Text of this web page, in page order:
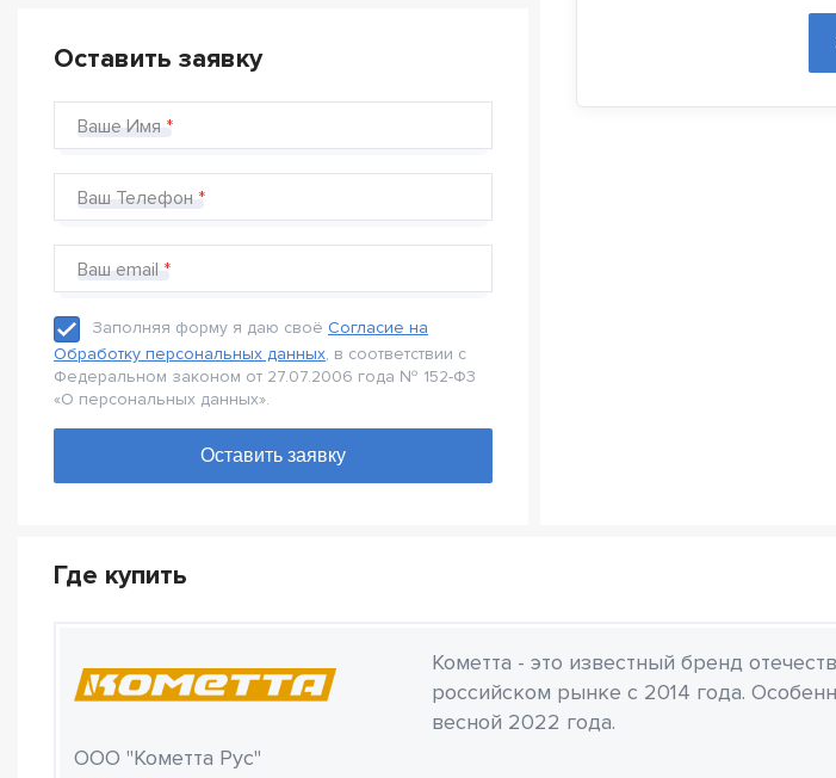
Оставить заявку
Ваше Имя
Ваш Телефон
Ваш email
Заполняя форму я даю своё Согласие на
Обработку персональных данных, в соответствии с
Федеральном законом от 27.07.2006 года № 152-Ф3
«О персональных данных».
Где купить
ООО "Кометта Рус"
Кометта - это известный бренд
российском рынке с 2014 года.
весной 2022 года.